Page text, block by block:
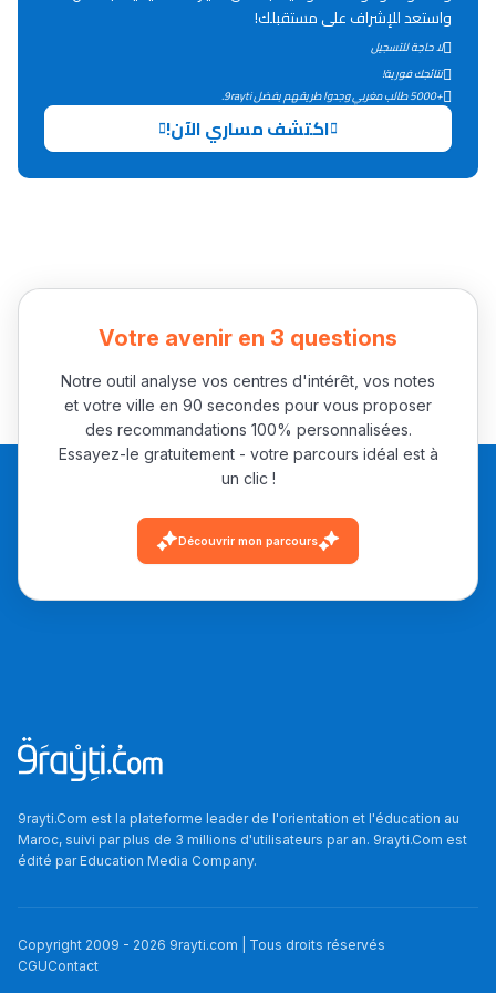
Collège au Maroc
التعليم الثانوي الإعدادي
+ de 89 Interviews/Vidéos
دليل المهن
دليل التوجيه
Ki Derti Liha
باش تقدر تساعد الناس
يلقاو التوازن من الدّاخل
واستعد للإشراف على مستقبلك!
لا حاجة للتسجيل
نتائجك فورية!
+5000 طالب مغربي وجدوا طريقهم بفضل 9rayti.
اكتشف مساري الآن!
Votre avenir en 3 questions
Notre outil analyse vos centres d'intérêt, vos notes
et votre ville en 90 secondes pour vous proposer
des recommandations 100% personnalisées.
Essayez-le gratuitement - votre parcours idéal est à
un clic !
Découvrir mon parcours
9rayti.Com est la plateforme leader de l'orientation et l'éducation au
Maroc, suivi par plus de 3 millions d'utilisateurs par an. 9rayti.Com est
édité parEducation Media Company.
Copyright 2009 - 2026 9rayti.com | Tous droits réservés
CGUContact